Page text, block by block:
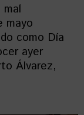
mayo
como Día
ayer
Álvarez,